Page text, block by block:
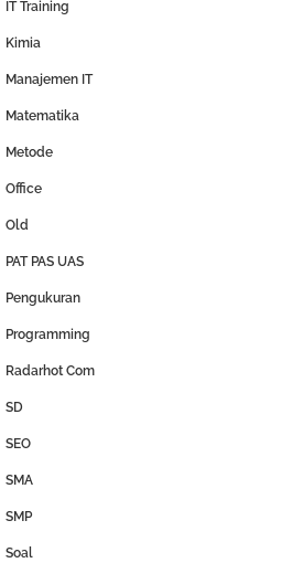
IT Training
Kimia
Manajemen IT
Matematika
Metode
Office
Old
PAT PAS UAS
Pengukuran
Programming
Radarhot Com
SD
SEO
SMA
SMP
Soal